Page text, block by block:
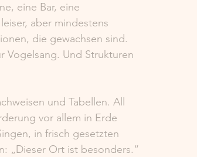
eine Bar, eine
aber mindestens
die gewachsen sind.
Vogelsang. Und Strukturen
und Tabellen. All
vor allem in Erde
in frisch gesetzten
„Dieser Ort ist besonders.“